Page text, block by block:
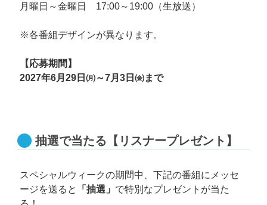
月曜日～金曜日 17:00～19:00（生放送）
※各番組デザインが異なります。
【応募期間】
2027年6月29日㈪～7月3日㈮まで
抽選で当たる【リスナープレゼント】
スペシャルウィークの期間中、下記の番組にメッセ
ージを送ると
「抽選」 で特別なプレゼントが当た